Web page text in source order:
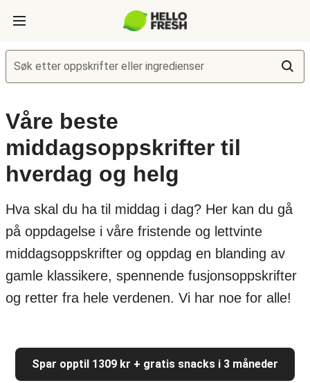
Søk etter oppskrifter eller ingredienser
Våre beste
middagsoppskrifter til
hverdag og helg
Hva skal du ha til middag i dag? Her kan du gå
på oppdagelse i våre fristende og lettvinte
middagsoppskrifter og oppdag en blanding av
gamle klassikere, spennende fusjonsoppskrifter
og retter fra hele verdenen. Vi har noe for alle!
Spar opptil 1309 kr + gratis snacks i 3 måneder